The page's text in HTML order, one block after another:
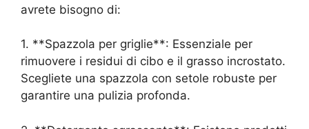
avrete bisogno di:
1. **Spazzola per griglie**: Essenziale per
rimuovere i residui di cibo e il grasso incrostato.
Scegliete una spazzola con setole robuste per
garantire una pulizia profonda.